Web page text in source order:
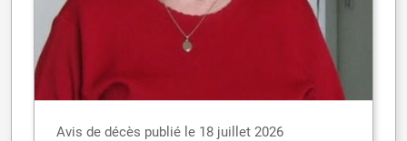
Avis de décès publié le 18 juillet 2026